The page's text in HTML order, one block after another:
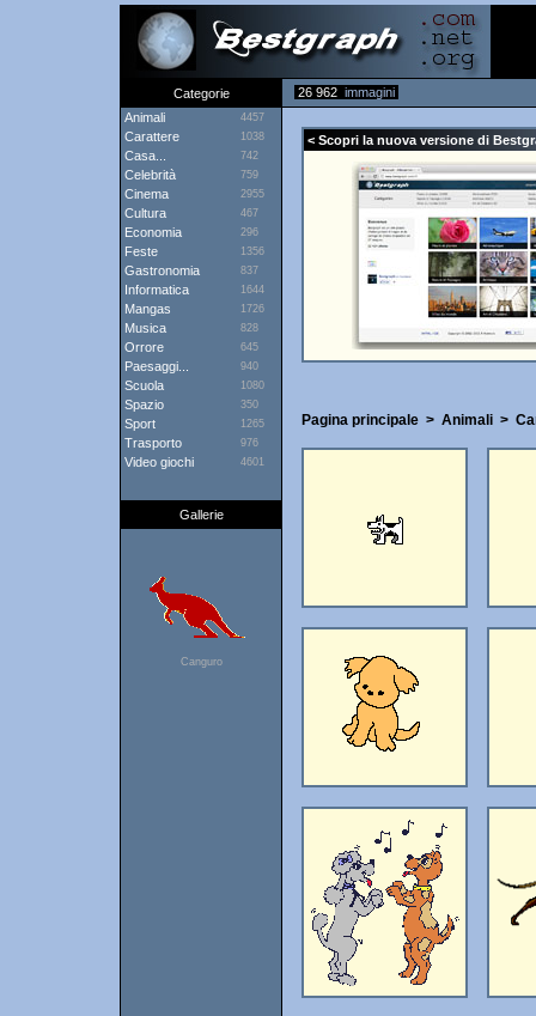
Categorie 26 962 immagini
Animali
4457
Carattere 1038
Casa... 742
Celebrità 759
Cinema 2955
Cultura 467
Economia 296
Feste 1356
Gastronomia 837
Informatica 1644
Mangas 1726
Musica 828
Orrore 645
Paesaggi... 940
Scuola 1080
Spazio 350
Sport 1265
Trasporto 976
Video giochi 4601
Gallerie
Canguro
< Scopri la nuova versione di
Pagina principale > Animali >